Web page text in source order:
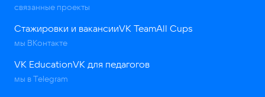
связанные проекты
Стажировки и вакансииVK TeamAll Cups
мы ВКонтакте
VK EducationVK для педагогов
мы в Telegram